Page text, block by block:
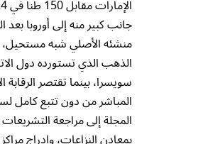
جانب كبير منه إلى أوروبا بعد
الذهب الذي تستورده دول
سويسرا، بينما تقتصر الرقابة
المباشر من دون تتبع كامل
المجلة إلى مراجعة التشريعات